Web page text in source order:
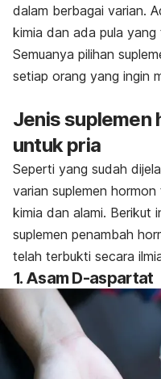
dalam berbagai varian.
kimia dan ada pula
Semuanya pilihan
setiap orang yang ingin
Jenis
untuk pria
Seperti yang sudah
varian suplemen
kimia dan alami. Berikut
suplemen penambah
telah terbukti secara
1. Asam D-aspartat